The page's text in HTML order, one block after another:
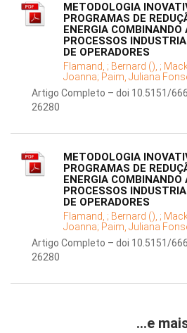
METODOLOGIA
PROGRAMAS DE
ENERGIA COMBINANDO
PROCESSOS
DE OPERADORES
Flamand, ; Bernard (), ;
Joanna; Paim, Juliana
Artigo Completo – doi 10.5151/
26280
METODOLOGIA
PROGRAMAS DE
ENERGIA COMBINANDO
PROCESSOS
DE OPERADORES
Flamand, ; Bernard (), ;
Joanna; Paim, Juliana
Artigo Completo – doi 10.5151/
26280
...e